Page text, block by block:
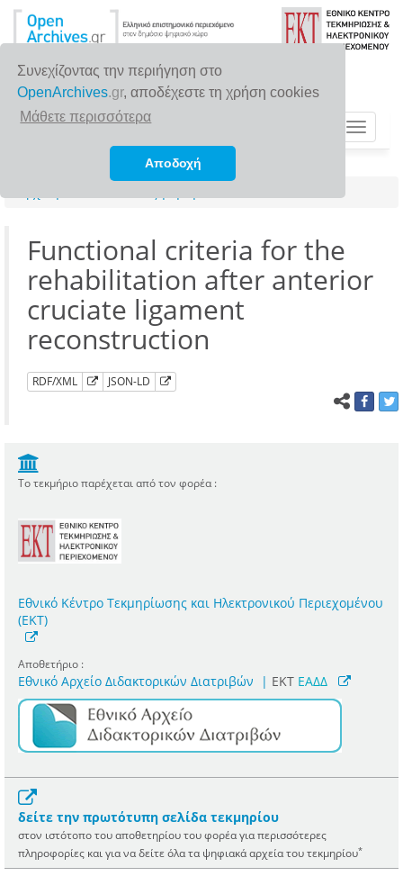
Συνεχίζοντας την περιήγηση στο
OpenArchives.gr, αποδέχεστε τη χρήση cookies
Μάθετε περισσότερα
Αποδοχή
Toggle
Functional criteria for the
rehabilitation after anterior
cruciate ligament
reconstruction
RDF/XML JSON-LD
Το τεκμήριο παρέχεται από τον φορέα :
Εθνικό Κέντρο Τεκμηρίωσης και Ηλεκτρονικού Περιεχομένου
(ΕΚΤ)
Αποθετήριο :
Εθνικό Αρχείο Διδακτορικών Διατριβών | ΕΚΤ ΕΑΔΔ
δείτε την πρωτότυπη σελίδα τεκμηρίου
στον ιστότοπο του αποθετηρίου του φορέα για περισσότερες
πληροφορίες και για να δείτε όλα τα ψηφιακά αρχεία του τεκμηρίου*